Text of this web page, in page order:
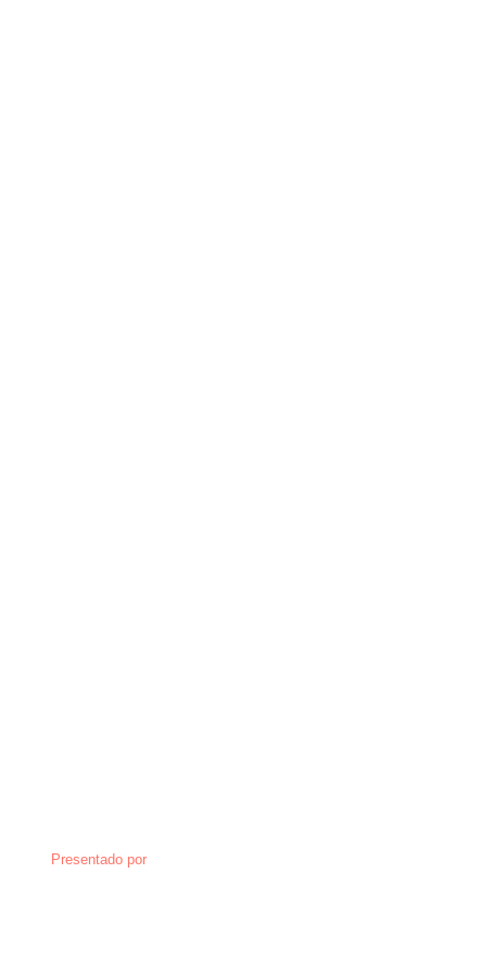
Presentado por